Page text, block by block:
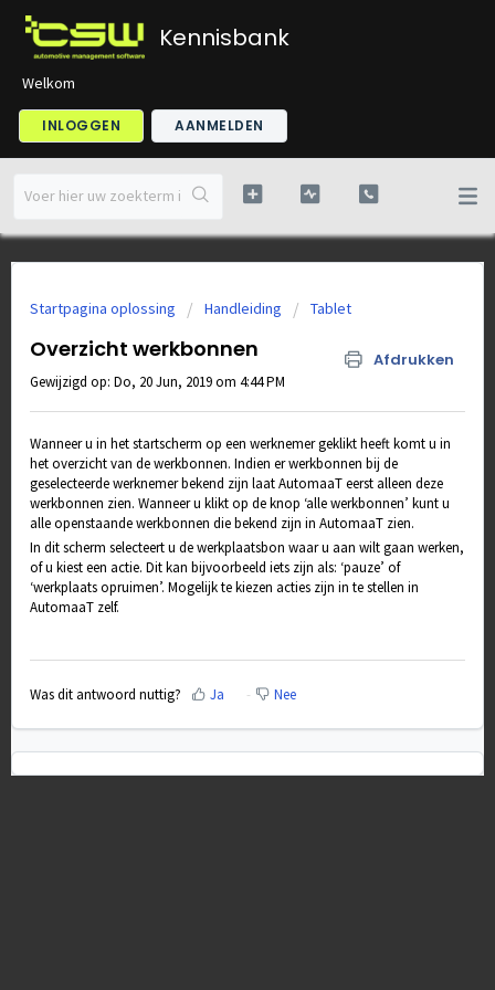
Kennisbank
Welkom
INLOGGEN AANMELDEN
Startpagina oplossing Handleiding Tablet
Overzicht werkbonnen Afdrukken
Gewijzigd op: Do, 20 Jun, 2019 om 4:44 PM
Wanneer u in het startscherm op een werknemer geklikt heeft komt u in
het overzicht van de werkbonnen. Indien er werkbonnen bij de
geselecteerde werknemer bekend zijn laat AutomaaT eerst alleen deze
werkbonnen zien. Wanneer u klikt op de knop ‘alle werkbonnen’ kunt u
alle openstaande werkbonnen die bekend zijn in AutomaaT zien.
In dit scherm selecteert u de werkplaatsbon waar u aan wilt gaan werken,
of u kiest een actie. Dit kan bijvoorbeeld iets zijn als: ‘pauze’ of
‘werkplaats opruimen’. Mogelijk te kiezen acties zijn in te stellen in
AutomaaT zelf.
Was dit antwoord nuttig? Ja Nee